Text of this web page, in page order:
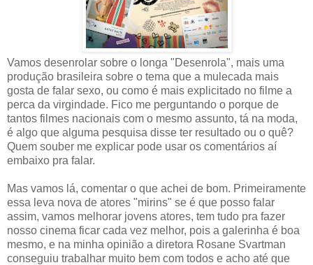
Vamos desenrolar sobre o longa "Desenrola", mais uma
produção brasileira sobre o tema que a mulecada mais
gosta de falar sexo, ou como é mais explicitado no filme a
perca da virgindade. Fico me perguntando o porque de
tantos filmes nacionais com o mesmo assunto, tá na moda,
é algo que alguma pesquisa disse ter resultado ou o quê?
Quem souber me explicar pode usar os comentários aí
embaixo pra falar.
Mas vamos lá, comentar o que achei de bom. Primeiramente
essa leva nova de atores "mirins" se é que posso falar
assim, vamos melhorar jovens atores, tem tudo pra fazer
nosso cinema ficar cada vez melhor, pois a galerinha é boa
mesmo, e na minha opinião a diretora Rosane Svartman
conseguiu trabalhar muito bem com todos e acho até que